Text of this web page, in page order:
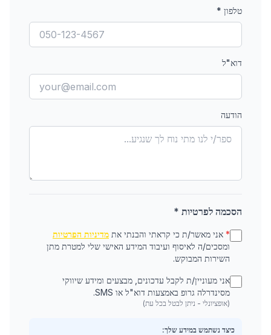
טלפון *
דוא"ל
הודעה
הסכמה לפרטיות *
* אני מאשר/ת כי קראתי והבנתי את מדיניות הפרטיות
ומסכים/ה לאיסוף ועיבוד המידע האישי שלי למטרת מתן
השירות המבוקש.
אני מעוניין/ת לקבל עדכונים, מבצעים ומידע שיווקי
מסינדרלה גרופ באמצעות דוא"ל או SMS.
(אופציונלי - ניתן לבטל בכל עת)
כיצד נשתמש במידע שלך: